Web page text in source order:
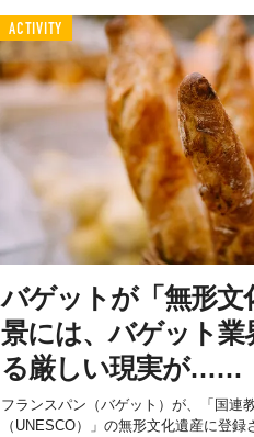
ACTIVITY
バゲットが「無形文
景には、バゲット業
る厳しい現実が……
フランスパン（バゲット）が、「国連
（UNESCO）」の無形文化遺産に登